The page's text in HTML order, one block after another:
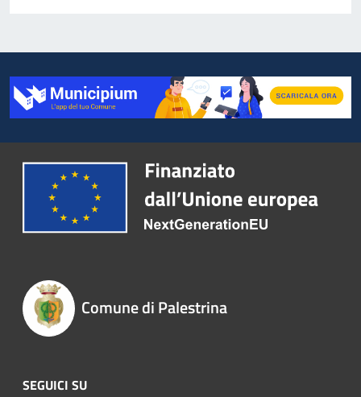
Comune di Palestrina
SEGUICI SU